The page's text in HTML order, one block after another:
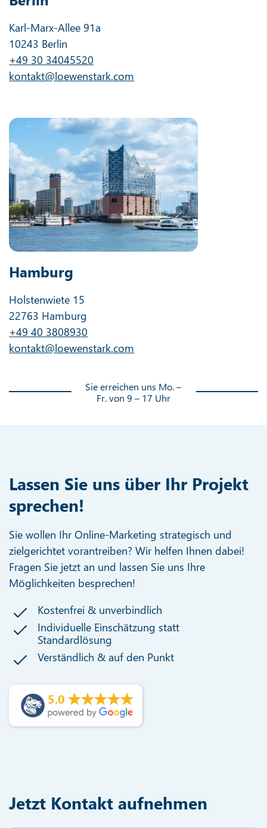
Karl-Marx-Allee 91a
10243 Berlin
+49 30 34045520
kontakt@loewenstark.com
Hamburg
Holstenwiete 15
22763 Hamburg
+49 40 3808930
kontakt@loewenstark.com
Sie erreichen uns Mo. –
Fr. von 9 – 17 Uhr
Lassen Sie uns über Ihr Projekt
sprechen!
Sie wollen Ihr Online-Marketing strategisch und
zielgerichtet vorantreiben? Wir helfen Ihnen dabei!
Fragen Sie jetzt an und lassen Sie uns Ihre
Möglichkeiten besprechen!
Kostenfrei & unverbindlich
Individuelle Einschätzung statt
Standardlösung
Verständlich & auf den Punkt
5.0
Jetzt Kontakt aufnehmen